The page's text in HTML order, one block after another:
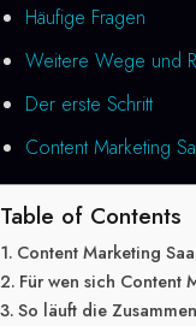
Häufige Fragen
Weitere Wege und
Der erste Schritt
Content Marketing
Table of Contents
Content Marketing
Für wen sich Content
So läuft die